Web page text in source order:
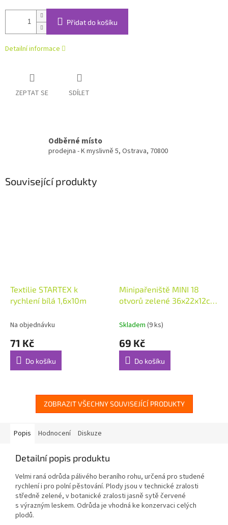
Přidat do košíku
Detailní informace
ZEPTAT SE SDÍLET
Odběrné místo
prodejna - K myslivně 5, Ostrava, 70800
Související produkty
Textilie STARTEX k
rychlení bílá 1,6x10m
Na objednávku
71 Kč
Do košíku
Minipařeniště MINI 18
otvorů zelené 36x22x12cm
Skladem (9 ks)
69 Kč
Do košíku
ZOBRAZIT VŠECHNY SOUVISEJÍCÍ PRODUKTY
Popis Hodnocení Diskuze
Detailní popis produktu
Velmi raná odrůda pálivého beraního rohu, určená pro studené
rychlení i pro polní pěstování. Plody jsou v technické zralosti
středně zelené, v botanické zralosti jasně sytě červené
s výrazným leskem. Odrůda je vhodná ke konzervaci celých
plodů.